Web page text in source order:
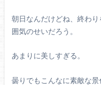
朝日なんだけどね、終わ
囲気のせいだろう。
あまりに美しすぎる。
曇りでもこんなに素敵な